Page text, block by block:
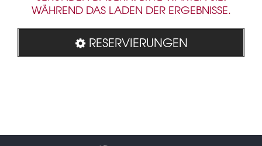
WÄHREND DAS LADEN DER ERGEBNISSE.
RESERVIERUNGEN